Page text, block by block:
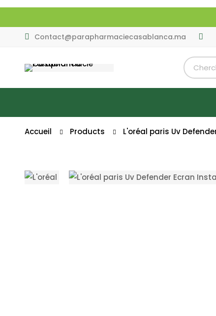
Contact@parapharmaciecasablanca.ma
Accueil Products L'oréal paris Uv